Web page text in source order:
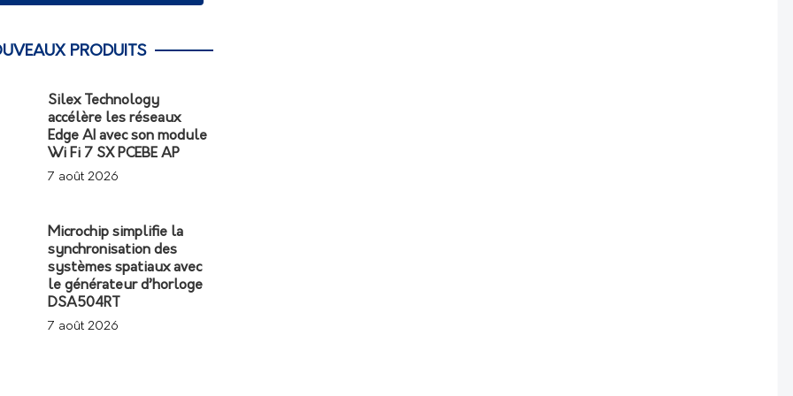
PRODUITS
Silex Technology
accélère les réseaux
Edge AI avec son module
Wi Fi 7 SX PCEBE AP
7 août 2026
Microchip simplifie la
synchronisation des
systèmes spatiaux avec
le générateur d’horloge
DSA504RT
7 août 2026